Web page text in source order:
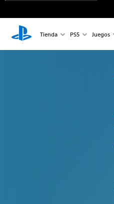
Tienda PS5 Juegos